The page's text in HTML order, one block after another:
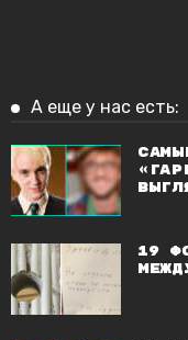
А еще у нас есть:
19